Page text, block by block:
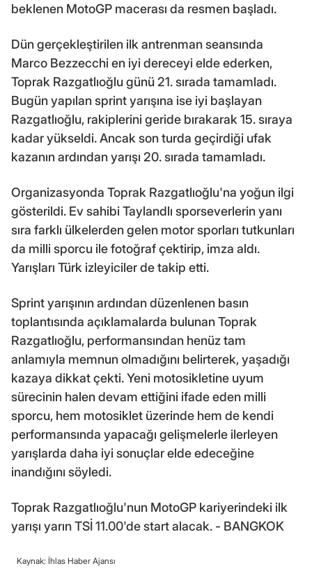
beklenen MotoGP macerası da resmen başladı.
Dün gerçekleştirilen ilk antrenman seansında
Marco Bezzecchi en iyi dereceyi elde ederken,
Toprak Razgatlıoğlu günü 21. sırada tamamladı.
Bugün yapılan sprint yarışına ise iyi başlayan
Razgatlıoğlu, rakiplerini geride bırakarak 15. sıraya
kadar yükseldi. Ancak son turda geçirdiği ufak
kazanın ardından yarışı 20. sırada tamamladı.
Organizasyonda Toprak Razgatlıoğlu'na yoğun ilgi
gösterildi. Ev sahibi Taylandlı sporseverlerin yanı
sıra farklı ülkelerden gelen motor sporları tutkunları
da milli sporcu ile fotoğraf çektirip, imza aldı.
Yarışları Türk izleyiciler de takip etti.
Sprint yarışının ardından düzenlenen basın
toplantısında açıklamalarda bulunan Toprak
Razgatlıoğlu, performansından henüz tam
anlamıyla memnun olmadığını belirterek, yaşadığı
kazaya dikkat çekti. Yeni motosikletine uyum
sürecinin halen devam ettiğini ifade eden milli
sporcu, hem motosiklet üzerinde hem de kendi
performansında yapacağı gelişmelerle ilerleyen
yarışlarda daha iyi sonuçlar elde edeceğine
inandığını söyledi.
Toprak Razgatlıoğlu'nun MotoGP kariyerindeki ilk
yarışı yarın TSİ 11.00'de start alacak. - BANGKOK
Kaynak: İhlas Haber Ajansı